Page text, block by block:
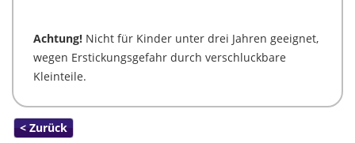
Achtung! Nicht für Kinder unter drei Jahren geeignet,
wegen Erstickungsgefahr durch verschluckbare
Kleinteile.
< Zurück